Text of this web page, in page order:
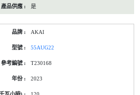
是
AKAI
55AUG22
T230168
2023